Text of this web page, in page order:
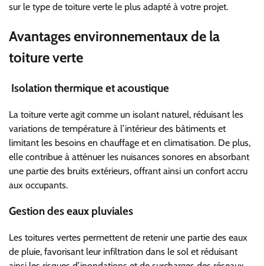
sur le type de toiture verte le plus adapté à votre projet.
Avantages environnementaux de la
toiture verte
Isolation thermique et acoustique
La toiture verte agit comme un isolant naturel, réduisant les
variations de température à l’intérieur des bâtiments et
limitant les besoins en chauffage et en climatisation. De plus,
elle contribue à atténuer les nuisances sonores en absorbant
une partie des bruits extérieurs, offrant ainsi un confort accru
aux occupants.
Gestion des eaux pluviales
Les toitures vertes permettent de retenir une partie des eaux
de pluie, favorisant leur infiltration dans le sol et réduisant